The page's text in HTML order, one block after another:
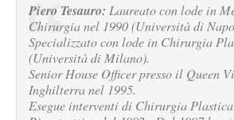
Piero Tesauro: Laureato con lode in
Chirurgia nel 1990 (Università di
Specializzato con lode in Chirurgia
(Università di Milano).
Senior House Officer presso il Queen
Inghilterra nel 1995.
Esegue interventi di Chirurgia